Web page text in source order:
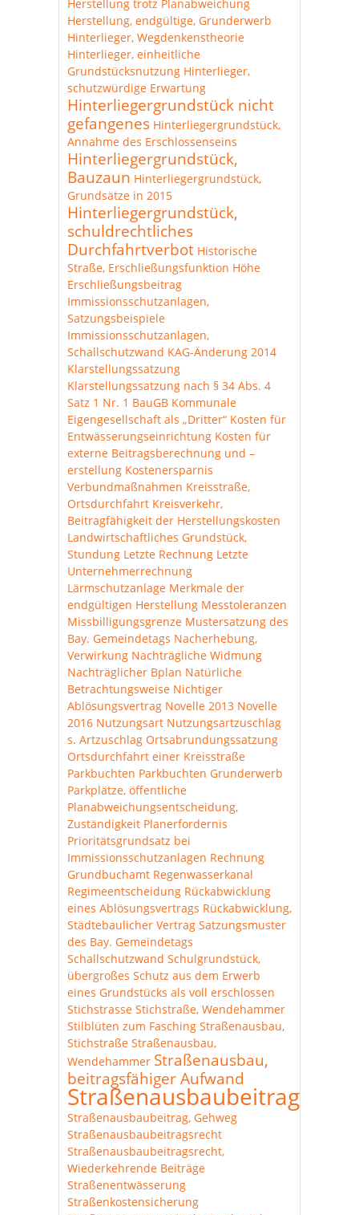
Herstellung trotz Planabweichung
Herstellung, endgültige, Grunderwerb
Hinterlieger, Wegdenkenstheorie
Hinterlieger, einheitliche
Grundstücksnutzung Hinterlieger,
schutzwürdige Erwartung
Hinterliegergrundstück nicht
gefangenes Hinterliegergrundstück,
Annahme des Erschlossenseins
Hinterliegergrundstück,
Bauzaun Hinterliegergrundstück,
Grundsätze in 2015
Hinterliegergrundstück,
schuldrechtliches
Durchfahrtverbot Historische
Straße, Erschließungsfunktion Höhe
Erschließungsbeitrag
Immissionsschutzanlagen,
Satzungsbeispiele
Immissionsschutzanlagen,
Schallschutzwand KAG-Änderung 2014
Klarstellungssatzung
Klarstellungssatzung nach § 34 Abs. 4
Satz 1 Nr. 1 BauGB Kommunale
Eigengesellschaft als „Dritter“ Kosten für
Entwässerungseinrichtung Kosten für
externe Beitragsberechnung und –
erstellung Kostenersparnis
Verbundmaßnahmen Kreisstraße,
Ortsdurchfahrt Kreisverkehr,
Beitragfähigkeit der Herstellungskosten
Landwirtschaftliches Grundstück,
Stundung Letzte Rechnung Letzte
Unternehmerrechnung
Lärmschutzanlage Merkmale der
endgültigen Herstellung Messtoleranzen
Missbilligungsgrenze Mustersatzung des
Bay. Gemeindetags Nacherhebung,
Verwirkung Nachträgliche Widmung
Nachträglicher Bplan Natürliche
Betrachtungsweise Nichtiger
Ablösungsvertrag Novelle 2013 Novelle
2016 Nutzungsart Nutzungsartzuschlag
s. Artzuschlag Ortsabrundungssatzung
Ortsdurchfahrt einer Kreisstraße
Parkbuchten Parkbuchten Grunderwerb
Parkplätze, öffentliche
Planabweichungsentscheidung,
Zuständigkeit Planerfordernis
Prioritätsgrundsatz bei
Immissionsschutzanlagen Rechnung
Grundbuchamt Regenwasserkanal
Regimeentscheidung Rückabwicklung
eines Ablösungsvertrags Rückabwicklung,
Städtebaulicher Vertrag Satzungsmuster
des Bay. Gemeindetags
Schallschutzwand Schulgrundstück,
übergroßes Schutz aus dem Erwerb
eines Grundstücks als voll erschlossen
Stichstrasse Stichstraße, Wendehammer
Stilblüten zum Fasching Straßenausbau,
Stichstraße Straßenausbau,
Wendehammer Straßenausbau,
beitragsfähiger Aufwand
Straßenausbaubeitrag
Straßenausbaubeitrag, Gehweg
Straßenausbaubeitragsrecht
Straßenausbaubeitragsrecht,
Wiederkehrende Beiträge
Straßenentwässerung
Straßenkostensicherung